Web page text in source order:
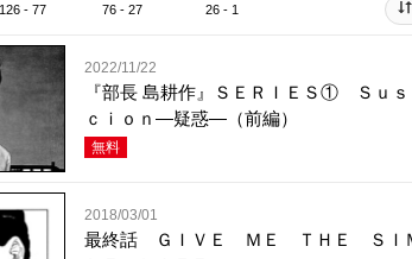
126 - 77 76 - 27 26 - 1
2022/11/22
『部長 島耕作』ＳＥＲＩＥＳ① Ｓｕｓ
ｃｉｏｎ―疑惑―（前編）
無料
2018/03/01
最終話 ＧＩＶＥ ＭＥ ＴＨＥ ＳＩ